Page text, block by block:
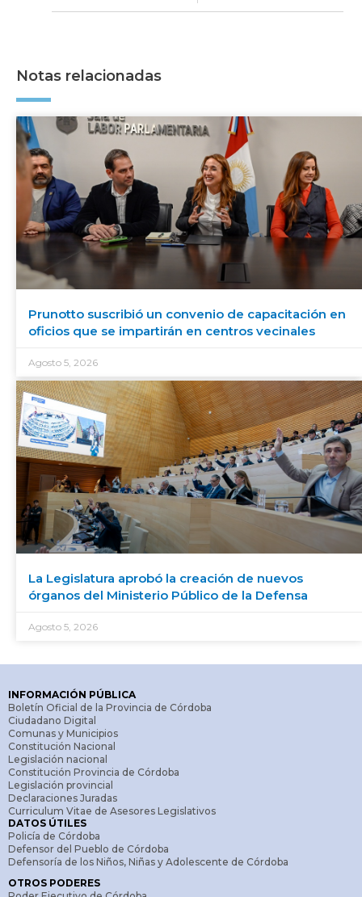
Notas relacionadas
Prunotto suscribió un convenio de capacitación en
oficios que se impartirán en centros vecinales
Agosto 5, 2026
La Legislatura aprobó la creación de nuevos
órganos del Ministerio Público de la Defensa
Agosto 5, 2026
INFORMACIÓN PÚBLICA
Boletín Oficial de la Provincia de Córdoba
Ciudadano Digital
Comunas y Municipios
Constitución Nacional
Legislación nacional
Constitución Provincia de Córdoba
Legislación provincial
Declaraciones Juradas
Curriculum Vitae de Asesores Legislativos
DATOS ÚTILES
Policía de Córdoba
Defensor del Pueblo de Córdoba
Defensoría de los Niños, Niñas y Adolescente de Córdoba
OTROS PODERES